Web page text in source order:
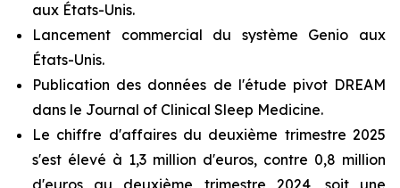
aux États-Unis.
Lancement commercial du système Genio aux
États-Unis.
Publication des données de l'étude pivot DREAM
dans le Journal of Clinical Sleep Medicine.
Le chiffre d'affaires du deuxième trimestre 2025
s'est élevé à 1,3 million d'euros, contre 0,8 million
d'euros au deuxième trimestre 2024, soit une